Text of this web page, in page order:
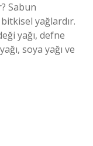
Sabun
yağlardır.
yağı, defne
soya yağı ve